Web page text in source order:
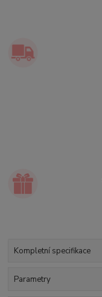
Kompletní specifikace
Parametry